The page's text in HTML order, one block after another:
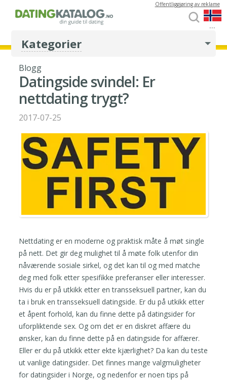
...
Offentliggjøring av reklame
Kategorier
Blogg
Datingside svindel: Er
nettdating trygt?
2017-07-25
Nettdating er en moderne og praktisk måte å møt single
på nett. Det gir deg mulighet til å møte folk utenfor din
nåværende sosiale sirkel, og det kan til og med matche
deg med folk etter spesifikke preferanser eller interesser.
Hvis du er på utkikk etter en transseksuell partner, kan du
ta i bruk en transseksuell datingside. Er du på utkikk etter
et åpent forhold, kan du finne dette på datingsider for
uforpliktende sex. Og om det er en diskret affære du
ønsker, kan du finne dette på en datingside for affærer.
Eller er du på utkikk etter ekte kjærlighet? Da kan du teste
ut vanlige datingsider. Det finnes mange valgmuligheter
for datingsider i Norge, og nedenfor er noen tips på